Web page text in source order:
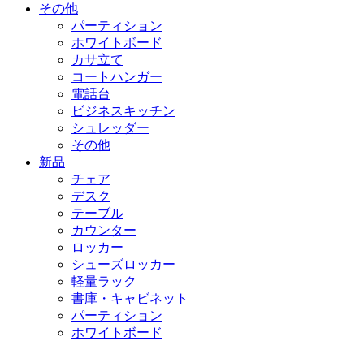
その他
パーティション
ホワイトボード
カサ立て
コートハンガー
電話台
ビジネスキッチン
シュレッダー
その他
新品
チェア
デスク
テーブル
カウンター
ロッカー
シューズロッカー
軽量ラック
書庫・キャビネット
パーティション
ホワイトボード